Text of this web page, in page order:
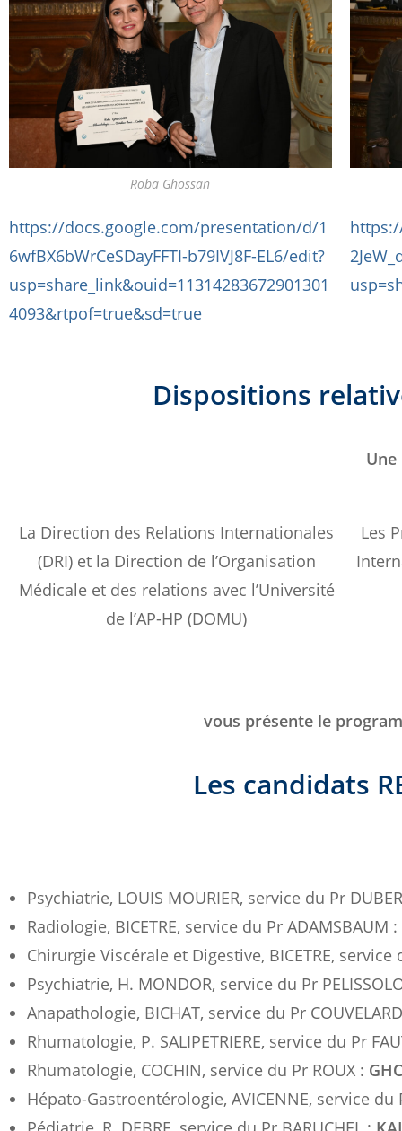
Roba Ghossan
https://docs.google.com/presentation/d/1
6wfBX6bWrCeSDayFFTI-b79IVJ8F-EL6/edit?
usp=share_link&ouid=11314283672901301
4093&rtpof=true&sd=true
Dispositions
La Direction des Relations Internationales
(DRI) et la Direction de l’Organisation
Médicale et des relations avec l’Université
de l’AP-HP (DOMU)
Les
vous présente le
Les candidats
Psychiatrie, LOUIS MOURIER, service du Pr
Radiologie, BICETRE, service du Pr ADAMSBAUM :
Chirurgie Viscérale et Digestive, BICETRE, service
Psychiatrie, H. MONDOR, service du Pr
Anapathologie, BICHAT, service du Pr
Rhumatologie, P. SALIPETRIERE, service du Pr
Rhumatologie, COCHIN, service du Pr ROUX :
Hépato-Gastroentérologie, AVICENNE, service du